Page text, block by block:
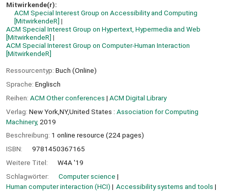
Mitwirkende(r):
ACM Special Interest Group on Accessibility and Computing
[MitwirkendeR]
ACM Special Interest Group on Hypertext, Hypermedia and Web
[MitwirkendeR]
ACM Special Interest Group on Computer-Human Interaction
[MitwirkendeR]
Ressourcentyp: Buch (Online)
Sprache: Englisch
Reihen: ACM Other conferences | ACM Digital Library
Verlag: New York,NY,United States : Association for Computing
Machinery, 2019
Beschreibung: 1 online resource (224 pages)
ISBN:
9781450367165
Weitere Titel:
W4A '19
Schlagwörter:
Computer science
Human computer interaction (HCI)
Accessibility systems and tools